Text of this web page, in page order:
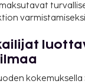
kokemuksella